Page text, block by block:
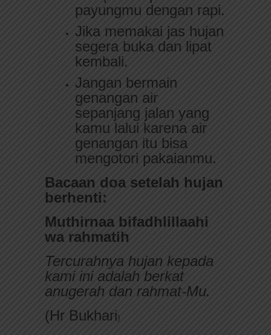
payungmu dengan rapi.
Jika memakai jas hujan
segera buka dan lipat
kembali.
Jangan bermain
genangan air
sepanjang jalan yang
kamu lalui karena air
genangan itu bisa
mengotori pakaianmu.
Bacaan doa setelah hujan
berhenti:
Muthirnaa bifadhlillaahi
wa rahmatih
Tercurahnya hujan kepada
kami ini adalah berkat
anugerah dan rahmat-Mu.
(Hr Bukhari)